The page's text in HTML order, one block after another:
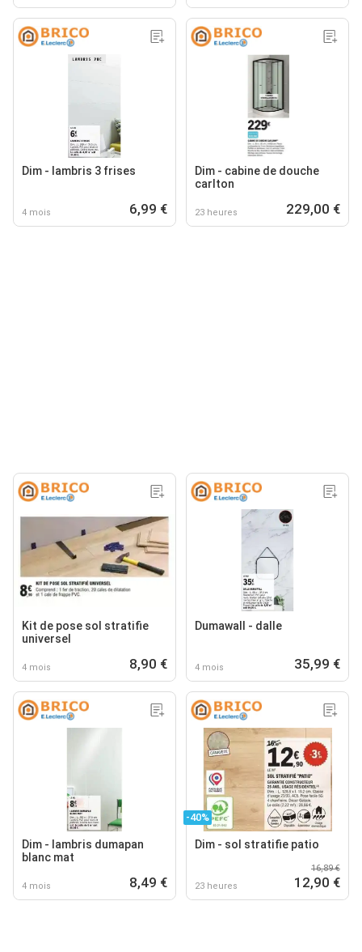
Dim - lambris 3 frises
4 mois 6,99 €
Dim - cabine de douche
carlton
23 heures 229,00 €
Kit de pose sol stratifie
universel
4 mois 8,90 €
Dumawall - dalle
4 mois 35,99 €
Dim - lambris dumapan
blanc mat
4 mois 8,49 €
-40%
Dim - sol stratifie patio
23 heures
16,89 €
12,90 €